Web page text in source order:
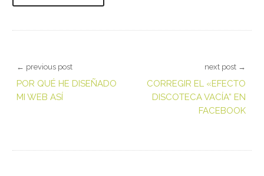
← previous post
POR QUÉ HE DISEÑADO
MI WEB ASÍ
next post →
CORREGIR EL «EFECTO
DISCOTECA VACÍA” EN
FACEBOOK